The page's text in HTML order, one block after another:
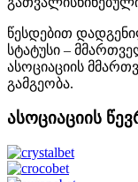
წესდებით
სტატუსი –
ასოციაციის
გამგეობა.
ასოციაციის